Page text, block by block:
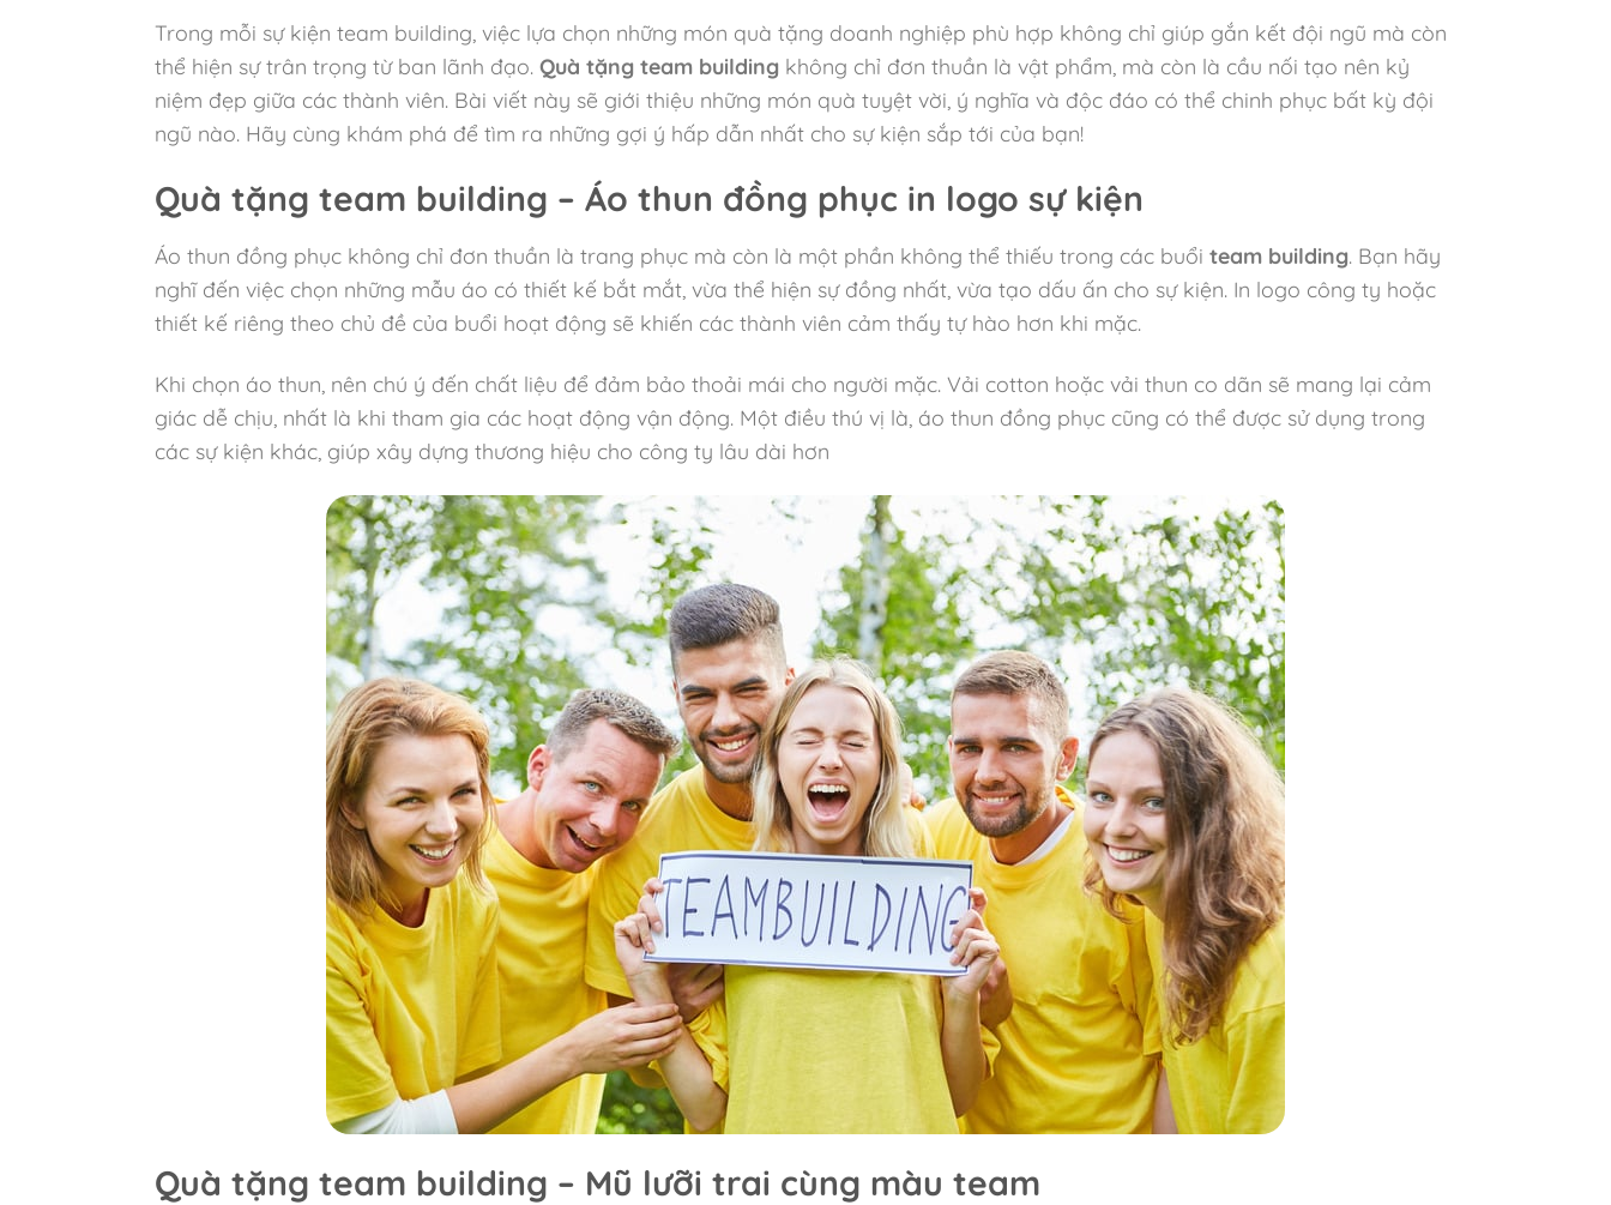
Trong mỗi sự kiện team building, việc lựa chọn những món quà tặng doanh nghiệp phù hợp không chỉ giúp gắn kết đội ngũ mà còn
thể hiện sự trân trọng từ ban lãnh đạo. Quà tặng team buildingkhông chỉ đơn thuần là vật phẩm, mà còn là cầu nối tạo nên kỷ
niệm đẹp giữa các thành viên. Bài viết này sẽ giới thiệu những món quà tuyệt vời, ý nghĩa và độc đáo có thể chinh phục bất kỳ đội
ngũ nào. Hãy cùng khám phá để tìm ra những gợi ý hấp dẫn nhất cho sự kiện sắp tới của bạn!
Quà tặng team building – Áo thun đồng phục in logo sự kiện
Áo thun đồng phục không chỉ đơn thuần là trang phục mà còn là một phần không thể thiếu trong các buổi team building. Bạn hãy
nghĩ đến việc chọn những mẫu áo có thiết kế bắt mắt, vừa thể hiện sự đồng nhất, vừa tạo dấu ấn cho sự kiện. In logo công ty hoặc
thiết kế riêng theo chủ đề của buổi hoạt động sẽ khiến các thành viên cảm thấy tự hào hơn khi mặc.
Khi chọn áo thun, nên chú ý đến chất liệu để đảm bảo thoải mái cho người mặc. Vải cotton hoặc vải thun co dãn sẽ mang lại cảm
giác dễ chịu, nhất là khi tham gia các hoạt động vận động. Một điều thú vị là, áo thun đồng phục cũng có thể được sử dụng trong
các sự kiện khác, giúp xây dựng thương hiệu cho công ty lâu dài hơn
Quà tặng team building – Mũ lưỡi trai cùng màu team